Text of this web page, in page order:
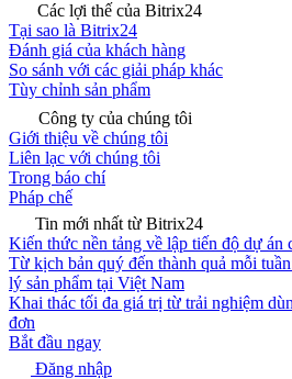
Các lợi thế của Bitrix24
Tại sao là Bitrix24
Đánh giá của khách hàng
So sánh với các giải pháp khác
Tùy chỉnh sản phẩm
Công ty của chúng tôi
Giới thiệu về chúng tôi
Liên lạc với chúng tôi
Trong báo chí
Pháp chế
Tin mới nhất từ Bitrix24
Kiến thức nền tảng về lập tiến độ dự án
Từ kịch bản quý đến thành quả mỗi
lý sản phẩm tại Việt Nam
Khai thác tối đa giá trị từ trải nghiệm
đơn
Bắt đầu ngay
Đăng nhập